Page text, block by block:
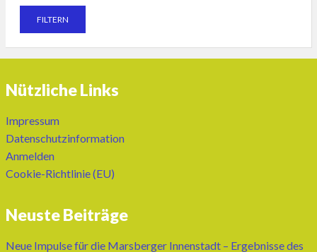
Nützliche Links
Impressum
Datenschutzinformation
Anmelden
Cookie-Richtlinie (EU)
Neuste Beiträge
Neue Impulse für die Marsberger Innenstadt – Ergebnisse des